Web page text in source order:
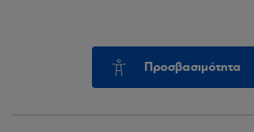
Προσβασιμότητα